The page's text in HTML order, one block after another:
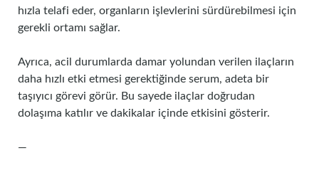
hızla telafi eder, organların işlevlerini sürdürebilmesi için
gerekli ortamı sağlar.
Ayrıca, acil durumlarda damar yolundan verilen ilaçların
daha hızlı etki etmesi gerektiğinde serum, adeta bir
taşıyıcı görevi görür. Bu sayede ilaçlar doğrudan
dolaşıma katılır ve dakikalar içinde etkisini gösterir.
—